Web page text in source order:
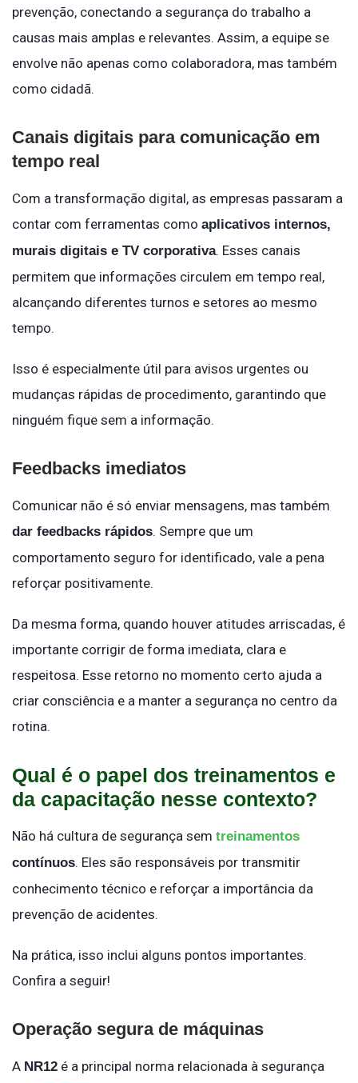
prevenção, conectando a segurança do trabalho a
causas mais amplas e relevantes. Assim, a equipe se
envolve não apenas como colaboradora, mas também
como cidadã.
Canais digitais para comunicação em
tempo real
Com a transformação digital, as empresas passaram a
contar com ferramentas como aplicativos internos,
murais digitais e TV corporativa. Esses canais
permitem que informações circulem em tempo real,
alcançando diferentes turnos e setores ao mesmo
tempo.
Isso é especialmente útil para avisos urgentes ou
mudanças rápidas de procedimento, garantindo que
ninguém fique sem a informação.
Feedbacks imediatos
Comunicar não é só enviar mensagens, mas também
dar feedbacks rápidos. Sempre que um
comportamento seguro for identificado, vale a pena
reforçar positivamente.
Da mesma forma, quando houver atitudes arriscadas, é
importante corrigir de forma imediata, clara e
respeitosa. Esse retorno no momento certo ajuda a
criar consciência e a manter a segurança no centro da
rotina.
Qual é o papel dos treinamentos e
da capacitação nesse contexto?
Não há cultura de segurança sem treinamentos
contínuos. Eles são responsáveis por transmitir
conhecimento técnico e reforçar a importância da
prevenção de acidentes.
Na prática, isso inclui alguns pontos importantes.
Confira a seguir!
Operação segura de máquinas
A NR12 é a principal norma relacionada à segurança